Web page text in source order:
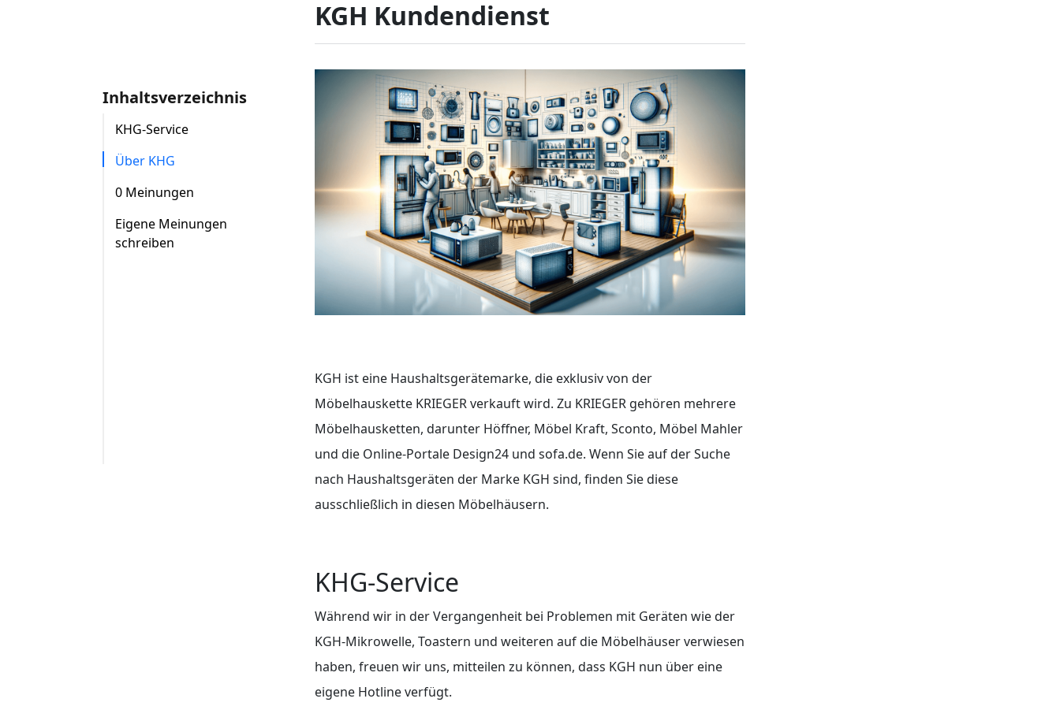
KGH Kundendienst
Inhaltsverzeichnis
KHG-Service
Über KHG
0 Meinungen
Eigene Meinungen
schreiben
KGH ist eine Haushaltsgerätemarke, die exklusiv von der
Möbelhauskette KRIEGER verkauft wird. Zu KRIEGER gehören mehrere
Möbelhausketten, darunter Höffner, Möbel Kraft, Sconto, Möbel Mahler
und die Online-Portale Design24 und sofa.de. Wenn Sie auf der Suche
nach Haushaltsgeräten der Marke KGH sind, finden Sie diese
ausschließlich in diesen Möbelhäusern.
KHG-Service
Während wir in der Vergangenheit bei Problemen mit Geräten wie der
KGH-Mikrowelle, Toastern und weiteren auf die Möbelhäuser verwiesen
haben, freuen wir uns, mitteilen zu können, dass KGH nun über eine
eigene Hotline verfügt.